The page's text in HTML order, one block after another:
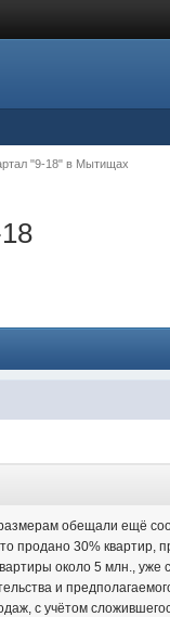
"9-18" в Мытищах
обещали ещё
продано 30%
около 5 млн.,
и
с учётом